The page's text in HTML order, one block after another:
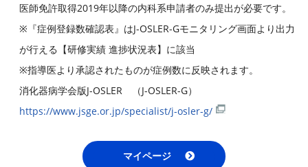
医師免許取得2019年以降の内科系申請者のみ提出が必要です。
※『症例登録数確認表』はJ-OSLER-Gモニタリング画面より出力
が行える【研修実績 進捗状況表】に該当
※指導医より承認されたものが症例数に反映されます。
消化器病学会版J-OSLER （J-OSLER-G）
https://www.jsge.or.jp/specialist/j-osler-g/
マイページ